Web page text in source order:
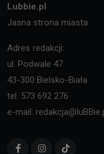
Lubbie.pl
Jasna strona miasta
Adres redakcji:
ul. Podwale 47
43-300 Bielsko-Biała
tel. 573 692 276
e-mail: